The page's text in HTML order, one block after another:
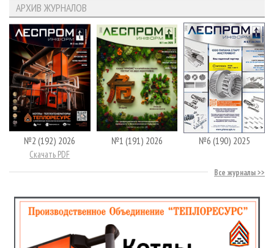
АРХИВ ЖУРНАЛОВ
№2 (192) 2026
Скачать PDF
№1 (191) 2026 №6 (190) 2025
Все журналы